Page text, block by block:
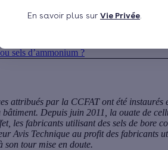
En savoir plus sur Vie Privée
Avis Techniques sur la ouate de
sels d’ammonium ?
attribués par la CCFAT ont été
bâtiment. Depuis juin 2011, la ouate de
les fabricants utilisant des sels de bore
Avis Technique au profit des fabricants
son tour mise en doute.